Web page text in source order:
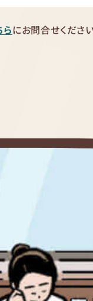
らにお問合せください